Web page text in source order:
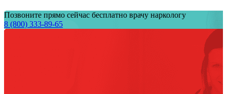
Позвоните прямо сейчас бесплатно врачу наркологу
8 (800) 333-89-65